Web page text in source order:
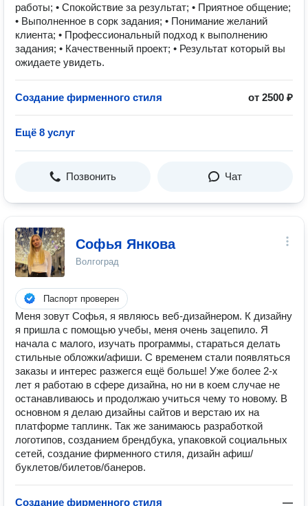
работы; • Спокойствие за результат; • Приятное общение;
• Выполненное в сорк задания; • Понимание желаний
клиента; • Профессиональный подход к выполнению
задания; • Качественный проект; • Результат который вы
ожидаете увидеть.
Создание фирменного стиля от 2500 ₽
Ещё 8 услуг
Позвонить Чат
Софья Янкова
Волгоград
Паспорт проверен
Меня зовут Софья, я являюсь веб-дизайнером. К дизайну
я пришла с помощью учебы, меня очень зацепило. Я
начала с малого, изучать программы, стараться делать
стильные обложки/афиши. С временем стали появляться
заказы и интерес разжегся ещё больше! Уже более 2-х
лет я работаю в сфере дизайна, но ни в коем случае не
останавливаюсь и продолжаю учиться чему то новому. В
основном я делаю дизайны сайтов и верстаю их на
платформе таплинк. Так же занимаюсь разработкой
логотипов, созданием брендбука, упаковкой социальных
сетей, создание фирменного стиля, дизайн афиш/
буклетов/билетов/банеров.
Создание фирменного стиля —